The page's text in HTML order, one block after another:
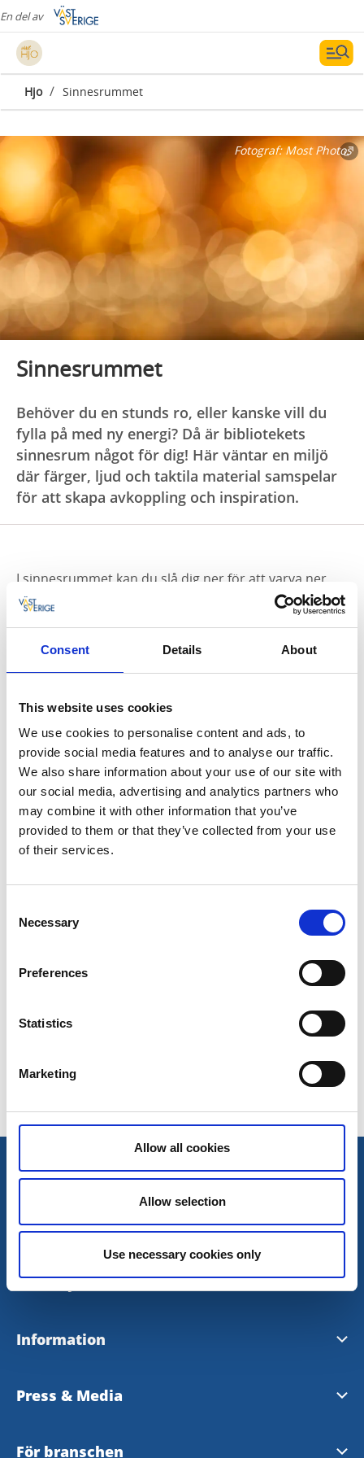
Consent Details About
This website uses cookies
We use cookies to personalise content and ads, to
provide social media features and to analyse our traffic.
We also share information about your use of our site with
our social media, advertising and analytics partners who
may combine it with other information that you’ve
provided to them or that they’ve collected from your use
of their services.
Selection
Necessary
Preferences
Statistics
Marketing
Allow all cookies
Allow selection
Use necessary cookies only
En del av
Hjo / Sinnesrummet
Fotograf:Most Photos
Sinnesrummet
Behöver du en stunds ro, eller kanske vill du
fylla på med ny energi? Då är bibliotekets
sinnesrum något för dig! Här väntar en miljö
där färger, ljud och taktila material samspelar
för att skapa avkoppling och inspiration.
I sinnesrummet kan du slå dig ner för att varva ner,
utforska sensoriska leksaker eller helt enkelt bara få
en paus från vardagens alla intryck. Här får du
och interagera – samtidigt som du tränar din
nyfikenhet och dina kognitiva förmågor på ett lekfullt
Sinnesrummet passar både stora och små och kan
bokas av grupper från förskola, skola eller daglig
verksamhet, men också av privatpersoner som vill
uppleva rummet.
Boka sinnesrummet
eller telefon: 0503-35010.
Och om du är här på spontanbesök? Inga problem –
sinnesrummet är stängd.
Senast uppdaterad:
Broschyrer & kartor
Ladda ner eller beställ broschyrer och kartor
Information
Vill du synas på vår sajt?
Press & Media
Vår bildbank
För branschen